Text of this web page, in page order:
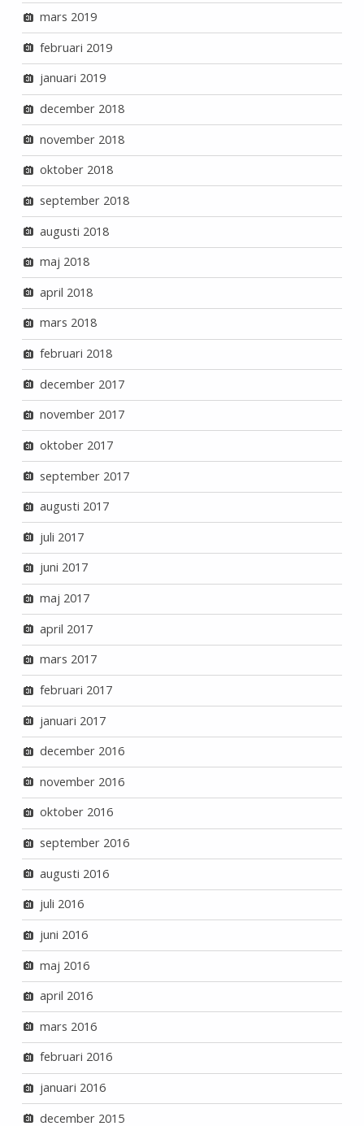
mars 2019
februari 2019
januari 2019
december 2018
november 2018
oktober 2018
september 2018
augusti 2018
maj 2018
april 2018
mars 2018
februari 2018
december 2017
november 2017
oktober 2017
september 2017
augusti 2017
juli 2017
juni 2017
maj 2017
april 2017
mars 2017
februari 2017
januari 2017
december 2016
november 2016
oktober 2016
september 2016
augusti 2016
juli 2016
juni 2016
maj 2016
april 2016
mars 2016
februari 2016
januari 2016
december 2015